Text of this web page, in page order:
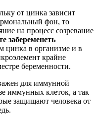
от цинка зависит
фон, то
на процесс созревание
забеременеть
цинка в организме и в
крайне
беременности.
для иммунной
иммунных клеток, а так
защищают человека от